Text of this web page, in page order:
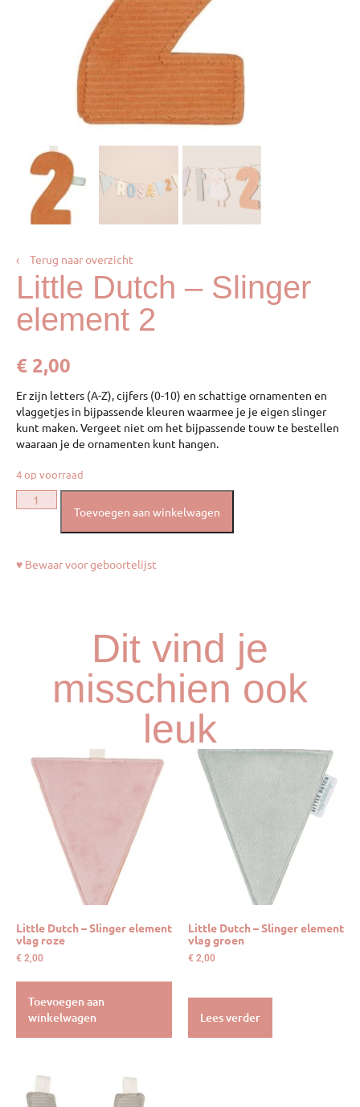
‹ Terug naar overzicht
Little Dutch – Slinger
element 2
€ 2,00
Er zijn letters (A-Z), cijfers (0-10) en schattige ornamenten en
vlaggetjes in bijpassende kleuren waarmee je je eigen slinger
kunt maken. Vergeet niet om het bijpassende touw te bestellen
waaraan je de ornamenten kunt hangen.
4 op voorraad
Toevoegen aan winkelwagen
♥ Bewaar voor geboortelijst
Dit vind je
misschien ook
leuk
Little Dutch – Slinger element
vlag roze
€ 2,00
Toevoegen aan
winkelwagen
Little Dutch – Slinger element
vlag groen
€ 2,00
Lees verder